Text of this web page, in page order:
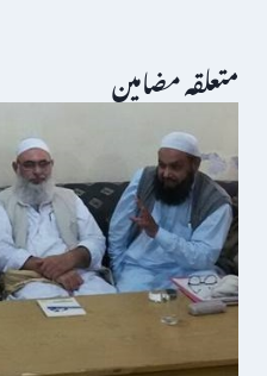
متعلقہ مضامین